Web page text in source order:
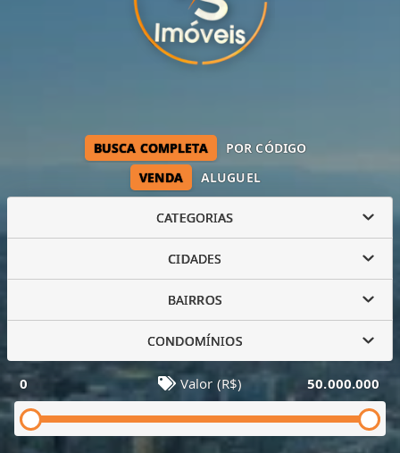
VENDA ALUGUEL
BUSCA COMPLETA POR CÓDIGO
CATEGORIAS
CIDADES
BAIRROS
CONDOMÍNIOS
0 Valor (R$) 50.000.000